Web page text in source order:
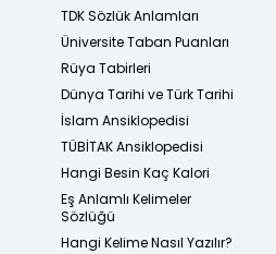
TDK Sözlük Anlamları
Üniversite Taban Puanları
Rüya Tabirleri
Dünya Tarihi ve Türk Tarihi
İslam Ansiklopedisi
TÜBİTAK Ansiklopedisi
Hangi Besin Kaç Kalori
Eş Anlamlı Kelimeler
Sözlüğü
Hangi Kelime Nasıl Yazılır?